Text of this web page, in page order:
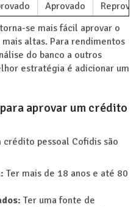
Aprovado
se mais fácil aprovar o
altas. Para rendimentos
do banco a outros
estratégia é adicionar um
aprovar um crédito
crédito pessoal Cofidis são
Ter mais de 18 anos e até 80
Ter uma fonte de